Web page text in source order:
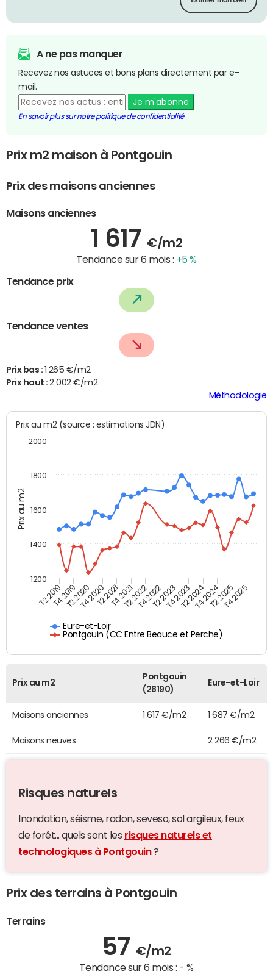
A ne pas manquer
Recevez nos astuces et bons plans directement par e-
mail.
Je m'abonne
En savoir plus sur notre politique de confidentialité
Prix m2 maison à Pontgouin
Prix des maisons anciennes
Maisons anciennes
1 617 €/m2
Tendance sur 6 mois : +5 %
Tendance prix
Tendance ventes
Prix bas :
1 265 €/m2
Prix haut :2 002 €/m2
Méthodologie
Prix au m2
Prix au m2 (source : estimations JDN)
Eure-et-Loir
Pontgouin (CC Entre Beauce et Perche)
T2 2019T4 2019T2 2020T4 2020T2 2021T4 2021T2 2022T4 2022T2 2023T4 2023T2 2024T4 2024T2 2025T4 2025
1200
1400
1600
1800
2000
Prix au m2
Pontgouin
(28190)
Eure-et-Loir
Maisons anciennes 1 617 €/m2 1 687 €/m2
Maisons neuves 2 266 €/m2
Risques naturels
Inondation, séisme, radon, seveso, sol argileux, feux
de forêt... quels sont les risques naturels et
technologiques à Pontgouin?
Prix des terrains à Pontgouin
Terrains
57 €/m2
Tendance sur 6 mois : - %